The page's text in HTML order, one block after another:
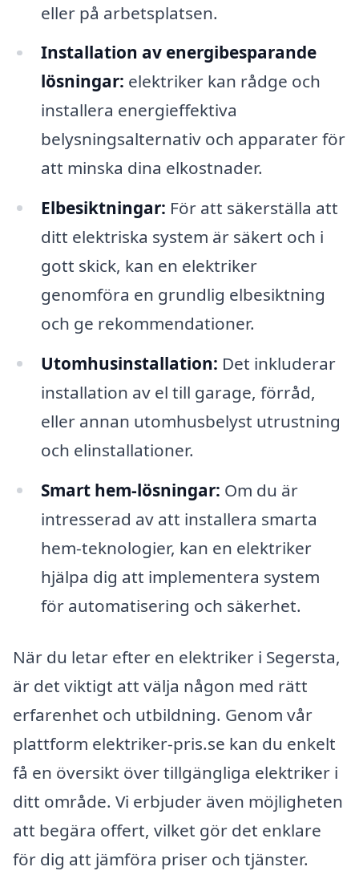
eller på arbetsplatsen.
Installation av energibesparande
lösningar: elektriker kan rådge och
installera energieffektiva
belysningsalternativ och apparater för
att minska dina elkostnader.
Elbesiktningar: För att säkerställa att
ditt elektriska system är säkert och i
gott skick, kan en elektriker
genomföra en grundlig elbesiktning
och ge rekommendationer.
Utomhusinstallation: Det inkluderar
installation av el till garage, förråd,
eller annan utomhusbelyst utrustning
och elinstallationer.
Smart hem-lösningar: Om du är
intresserad av att installera smarta
hem-teknologier, kan en elektriker
hjälpa dig att implementera system
för automatisering och säkerhet.
När du letar efter en elektriker i Segersta,
är det viktigt att välja någon med rätt
erfarenhet och utbildning. Genom vår
plattform elektriker-pris.se kan du enkelt
få en översikt över tillgängliga elektriker i
ditt område. Vi erbjuder även möjligheten
att begära offert, vilket gör det enklare
för dig att jämföra priser och tjänster.